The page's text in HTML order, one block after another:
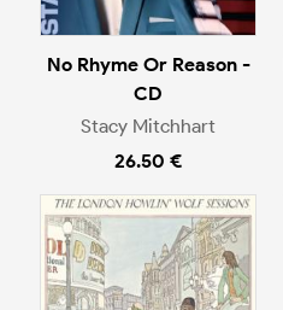
No Rhyme Or Reason -
CD
Stacy Mitchhart
26.50 €